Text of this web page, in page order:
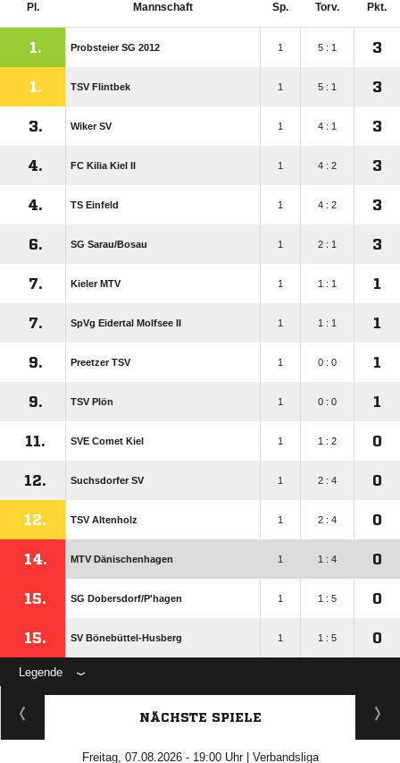
Pl. Mannschaft Sp. Torv. Pkt.
1. Probsteier SG 2012 1 5 : 1 3
1. TSV Flintbek 1 5 : 1 3
3. Wiker SV 1 4 : 1 3
4. FC Kilia Kiel II 1 4 : 2 3
4. TS Einfeld 1 4 : 2 3
6. SG Sarau/​Bosau 1 2 : 1 3
7. Kieler MTV 1 1 : 1 1
7. SpVg Eidertal Molfsee II 1 1 : 1 1
9. Preetzer TSV 1 0 : 0 1
9. TSV Plön 1 0 : 0 1
11. SVE Comet Kiel 1 1 : 2 0
12. Suchsdorfer SV 1 2 : 4 0
12. TSV Altenholz 1 2 : 4 0
14. MTV Dänischenhagen 1 1 : 4 0
15. SG Dobersdorf/​P'hagen 1 1 : 5 0
15. SV Bönebüttel-Husberg 1 1 : 5 0
Legende
NÄCHSTE SPIELE
Freitag, 07.08.2026 - 19:00 Uhr | Verbandsliga